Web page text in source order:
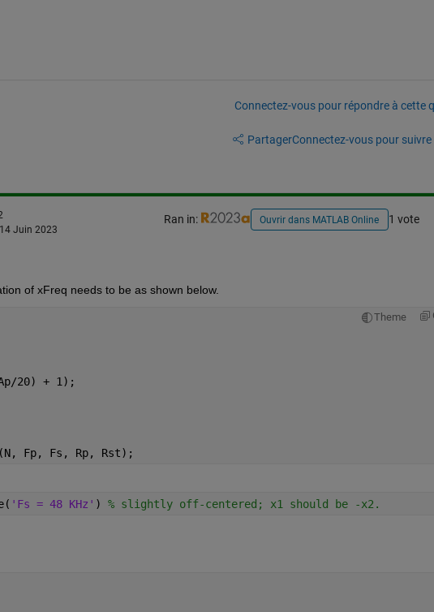
Connectez-vous pour répondre à cette
PartagerConnectez-vous pour suivre
Juin 2023
Ran in: Ouvrir dans MATLAB Online 1 vote
of xFreq needs to be as shown below.
Theme
20) + 1);
Fp, Fs, Rp, Rst);
'Fs = 48 KHz' ) % slightly off-centered; x1 should be -x2.